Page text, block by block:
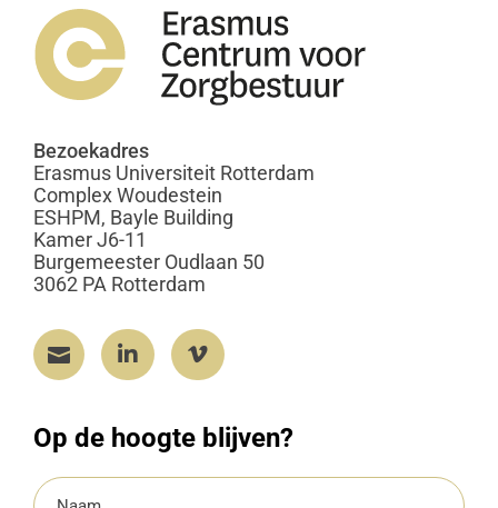
Bezoekadres
Erasmus Universiteit Rotterdam
Complex Woudestein
ESHPM, Bayle Building
Kamer J6-11
Burgemeester Oudlaan 50
3062 PA Rotterdam
  
Op de hoogte blijven?
Naam